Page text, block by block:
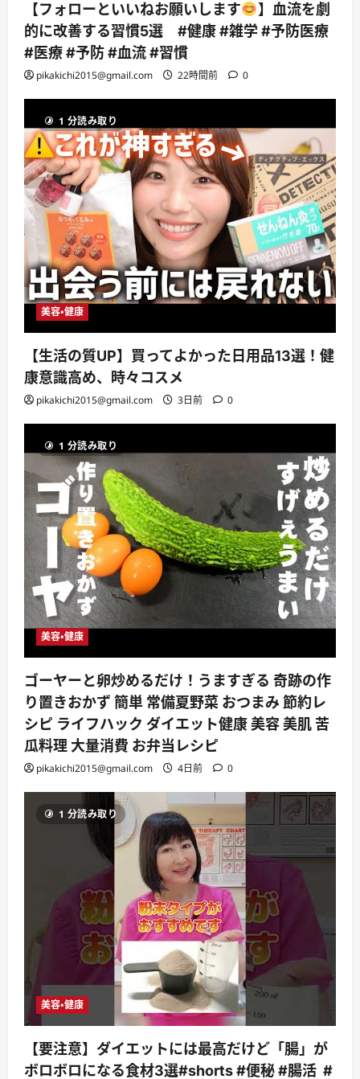
【フォローといいねお願いします
】血流を劇
的に改善する習慣5選 #健康 #雑学 #予防医療
#医療 #予防 #血流 #習慣
pikakichi2015@gmail.com 22時間前 0
1 分読み取り
美容・健康
【生活の質UP】買ってよかった日用品13選！健
康意識高め、時々コスメ
pikakichi2015@gmail.com 3日前 0
1 分読み取り
美容・健康
ゴーヤーと卵炒めるだけ！うますぎる 奇跡の作
り置きおかず 簡単 常備夏野菜 おつまみ 節約レ
シピ ライフハック ダイエット健康 美容 美肌 苦
瓜料理 大量消費 お弁当レシピ
pikakichi2015@gmail.com 4日前 0
1 分読み取り
美容・健康
【要注意】ダイエットには最高だけど「腸」が
ボロボロになる食材3選#shorts #便秘 #腸活 #